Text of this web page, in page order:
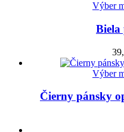
Výber
Biela
Výber
Čierny pánsky